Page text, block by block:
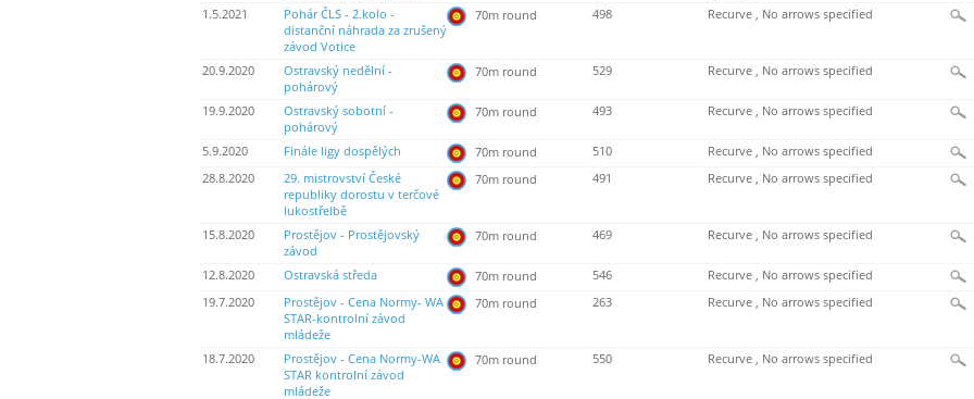
1.5.2021
Pohár ČLS - 2.kolo -
distanční náhrada za zrušený
závod Votice
70m round 498 Recurve , No arrows specified
20.9.2020
Ostravský nedělní -
pohárový
70m round 529 Recurve , No arrows specified
19.9.2020
Ostravský sobotní -
pohárový
70m round 493 Recurve , No arrows specified
5.9.2020 Finále ligy dospělých 70m round 510
Recurve , No arrows specified
28.8.2020
29. mistrovství České
republiky dorostu v terčové
lukostřelbě
70m round 491 Recurve , No arrows specified
15.8.2020
Prostějov - Prostějovský
závod
70m round 469 Recurve , No arrows specified
12.8.2020 Ostravská středa 70m round 546
Recurve , No arrows specified
19.7.2020
Prostějov - Cena Normy- WA
STAR-kontrolní závod
mládeže
70m round 263 Recurve , No arrows specified
18.7.2020
Prostějov - Cena Normy-WA
STAR kontrolní závod
mládeže
70m round 550 Recurve , No arrows specified